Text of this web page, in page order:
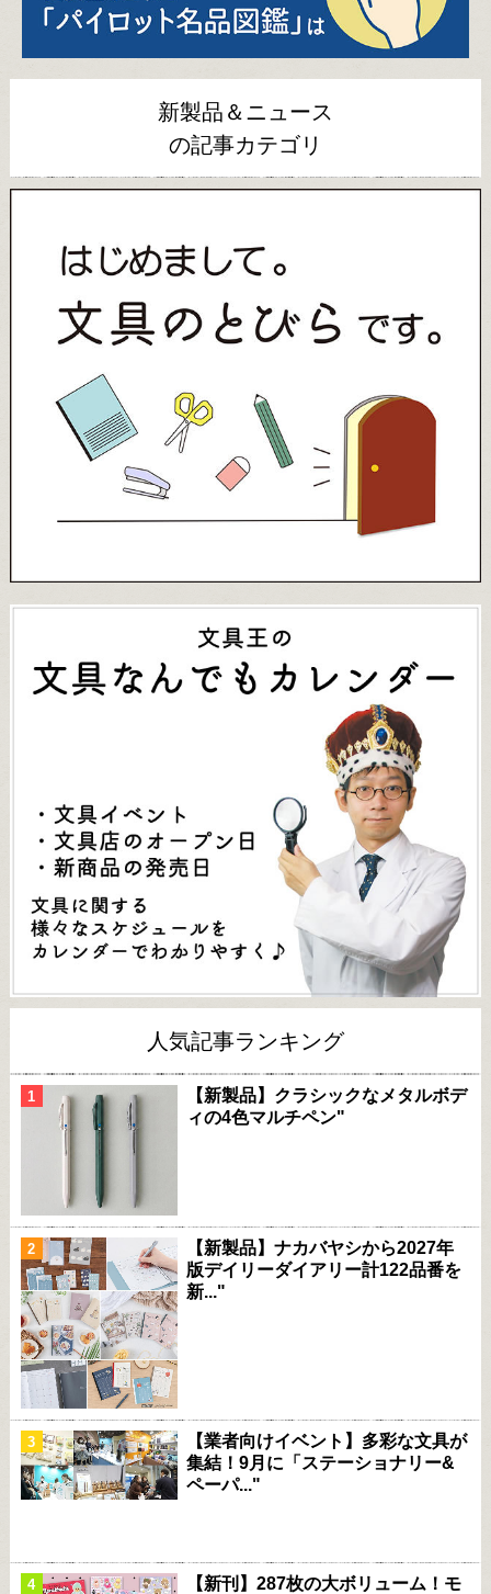
新製品＆ニュース
の記事カテゴリ
人気記事ランキング
【新製品】クラシックなメタルボデ
ィの4色マルチペン"
【新製品】ナカバヤシから2027年
版デイリーダイアリー計122品番を
新..."
【業者向けイベント】多彩な文具が
集結！9月に「ステーショナリー&
ペーパ..."
【新刊】287枚の大ボリューム！モ